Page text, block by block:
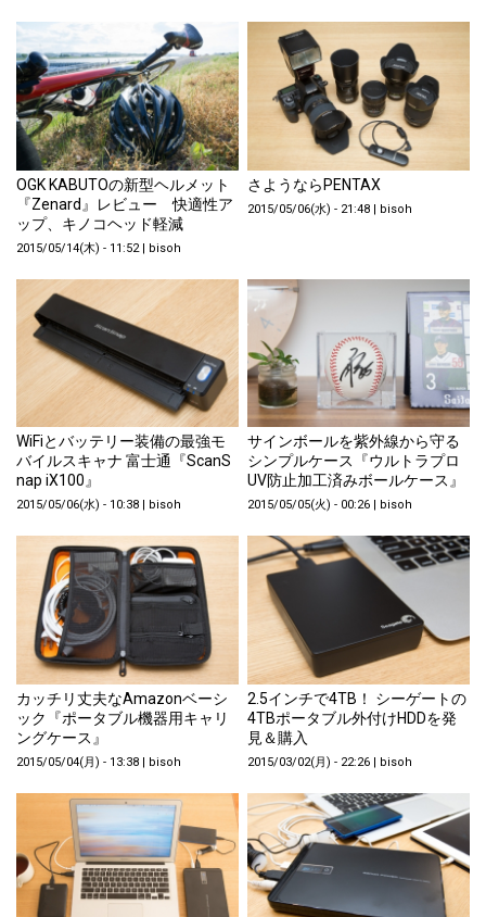
OGK KABUTOの新型ヘルメット
『Zenard』レビュー 快適性ア
ップ、キノコヘッド軽減
2015/05/14(木) - 11:52 | bisoh
さようならPENTAX
2015/05/06(水) - 21:48 | bisoh
WiFiとバッテリー装備の最強モ
バイルスキャナ 富士通『ScanS
nap iX100』
2015/05/06(水) - 10:38 bisoh
サインボールを紫外線から守る
シンプルケース『ウルトラプロ
UV防止加工済みボールケース』
2015/05/05(火) - 00:26 bisoh
カッチリ丈夫なAmazonベーシ
ック『ポータブル機器用キャリ
ングケース』
2015/05/04(月) - 13:38 | bisoh
2.5インチで4TB！ シーゲートの
4TBポータブル外付けHDDを発
見＆購入
2015/03/02(月) - 22:26 | bisoh